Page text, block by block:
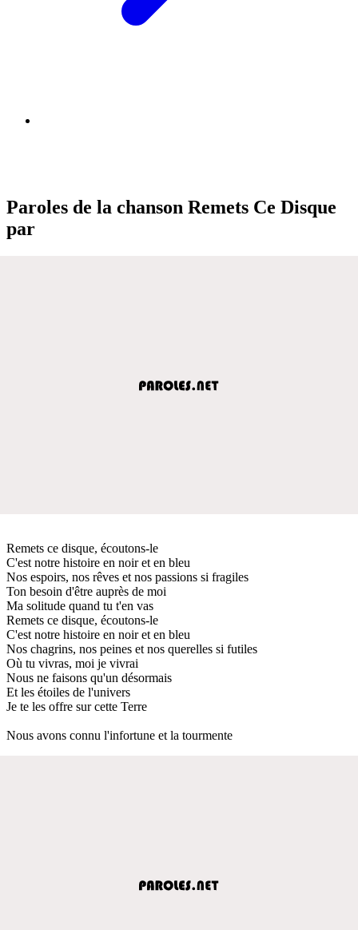
Paroles de la chanson Remets Ce Disque
par
Remets ce disque, écoutons-le
C'est notre histoire en noir et en bleu
Nos espoirs, nos rêves et nos passions si fragiles
Ton besoin d'être auprès de moi
Ma solitude quand tu t'en vas
Remets ce disque, écoutons-le
C'est notre histoire en noir et en bleu
Nos chagrins, nos peines et nos querelles si futiles
Où tu vivras, moi je vivrai
Nous ne faisons qu'un désormais
Et les étoiles de l'univers
Je te les offre sur cette Terre
Nous avons connu l'infortune et la tourmente